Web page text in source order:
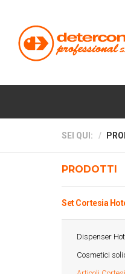
SEI QUI:
PRODOTTI
Set Cortesia
Dispenser
Cosmetici